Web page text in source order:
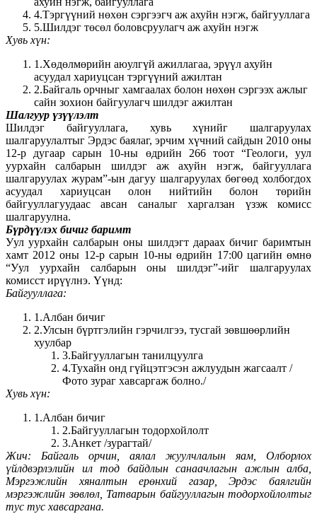
4.Тэргүүний нөхөн сэргээгч аж ахуйн нэгж, байгууллага
5.Шилдэг төсөл боловсруулагч аж ахуйн нэгж
Хувь хүн:
1.Хөдөлмөрийн аюулгүй ажиллагаа, эрүүл ахуйн
асуудал хариуцсан тэргүүний ажилтан
2.Байгаль орчныг хамгаалах болон нөхөн сэргээх ажлыг
сайн зохион байгуулагч шилдэг ажилтан
Шалгуур үзүүлэлт
Шилдэг байгууллага, хувь хүнийг шалгаруулах
шалгаруулалтыг Эрдэс баялаг, эрчим хүчний сайдын 2010 оны
12-р дугаар сарын 10-ны өдрийн 266 тоот “Геологи, уул
уурхайн салбарын шилдэг аж ахуйн нэгж, байгууллага
шалгаруулах журам”-ын дагуу шалгаруулах бөгөөд холбогдох
асуудал хариуцсан олон нийтийн болон төрийн
байгууллагуудаас авсан саналыг харгалзан үзэж комисс
шалгаруулна.
Бүрдүүлэх бичиг баримт
Уул уурхайн салбарын оны шилдэгт дараах бичиг баримтын
хамт 2012 оны 12-р сарын 10-ны өдрийн 17:00 цагийн өмнө
“Уул уурхайн салбарын оны шилдэг”-ийг шалгаруулах
комисст ирүүлнэ. Үүнд:
Байгууллага:
1.Албан бичиг
2.Улсын бүртгэлийн гэрчилгээ, тусгай зөвшөөрлийн
хуулбар
3.Байгууллагын танилцуулга
4.Тухайн онд гүйцэтгэсэн ажлуудын жагсаалт /
Фото зураг хавсаргаж болно./
Хувь хүн:
1.Албан бичиг
2.Байгууллагын тодорхойлолт
3.Анкет /зурагтай/
Жич: Байгаль орчин, аялал жуулчлалын яам, Олборлох
үйлдвэрлэлийн ил тод байдлын санаачлагын ажлын алба,
Мэргэжлийн хяналтын ерөнхий газар, Эрдэс баялгийн
мэргэжлийн зөвлөл, Татварын байгууллагын тодорхойлолтыг
тус тус хавсаргана.